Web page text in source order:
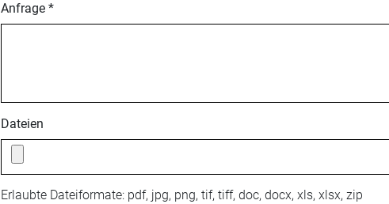
Anfrage *
Dateien
Erlaubte Dateiformate: pdf, jpg, png, tif, tiff, doc, docx, xls, xlsx, zip